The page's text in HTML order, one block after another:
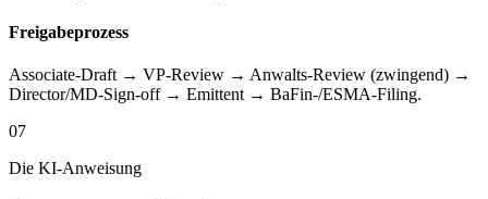
Freigabeprozess
Associate-Draft → VP-Review → Anwalts-Review (zwingend) →
Director/MD-Sign-off → Emittent → BaFin-/ESMA-Filing.
07
Die KI-Anweisung